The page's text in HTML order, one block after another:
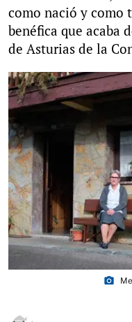
como nació y como
benéfica que acaba
de Asturias de la
photo_camera